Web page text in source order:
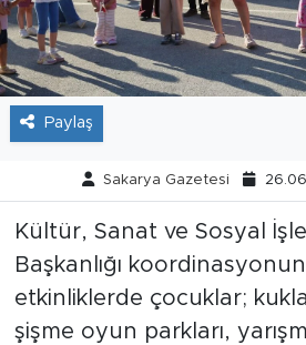
Paylaş
Sakarya Gazetesi
Kültür, Sanat ve Sosyal
Başkanlığı
etkinliklerde çocuklar;
şişme oyun parkları,
Resmi İlanlar
Söyleşi
Foto Şaka
Teknoloji
Politika